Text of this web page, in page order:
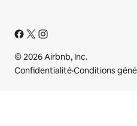
© 2026 Airbnb, Inc.
Confidentialité·Conditions